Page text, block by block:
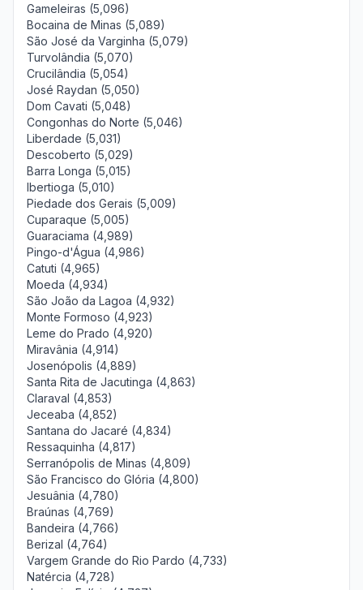
Gameleiras (5,096)
Bocaina de Minas (5,089)
São José da Varginha (5,079)
Turvolândia (5,070)
Crucilândia (5,054)
José Raydan (5,050)
Dom Cavati (5,048)
Congonhas do Norte (5,046)
Liberdade (5,031)
Descoberto (5,029)
Barra Longa (5,015)
Ibertioga (5,010)
Piedade dos Gerais (5,009)
Cuparaque (5,005)
Guaraciama (4,989)
Pingo-d'Água (4,986)
Catuti (4,965)
Moeda (4,934)
São João da Lagoa (4,932)
Monte Formoso (4,923)
Leme do Prado (4,920)
Miravânia (4,914)
Josenópolis (4,889)
Santa Rita de Jacutinga (4,863)
Claraval (4,853)
Jeceaba (4,852)
Santana do Jacaré (4,834)
Ressaquinha (4,817)
Serranópolis de Minas (4,809)
São Francisco do Glória (4,800)
Jesuânia (4,780)
Braúnas (4,769)
Bandeira (4,766)
Berizal (4,764)
Vargem Grande do Rio Pardo (4,733)
Natércia (4,728)